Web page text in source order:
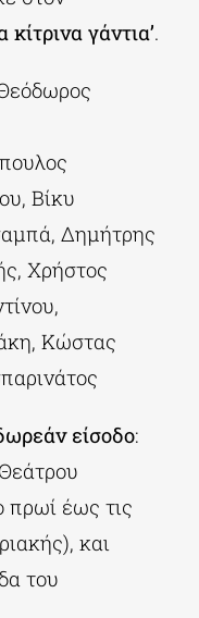
κίτρινα γάντια’.
Βίκυ
Δημήτρης
Χρήστος
Κώστας
είσοδο:
πρωί έως τις
και
του